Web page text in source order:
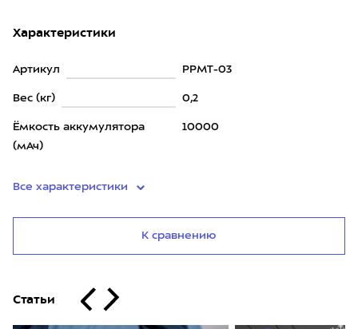
Характеристики
Артикул PPMT-03
Вес (кг) 0,2
Ёмкость аккумулятора
(мАч)
10000
Все характеристики
К сравнению
Статьи